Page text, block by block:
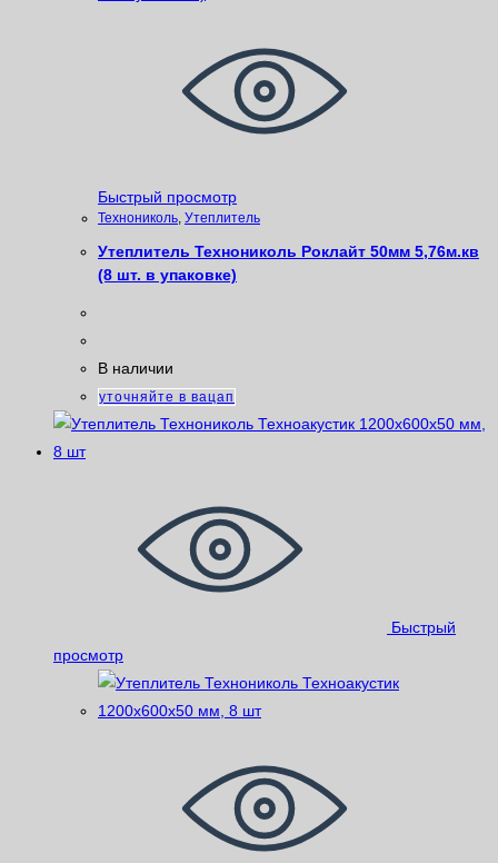
Быстрый просмотр
Технониколь, Утеплитель
Утеплитель Технониколь Роклайт 50мм 5,76м.кв
(8 шт. в упаковке)
В наличии
уточняйте в вацап
Быстрый
просмотр